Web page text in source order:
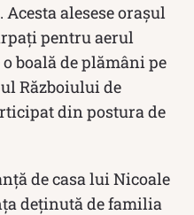
alesese orașul
pentru aerul
boală de plămâni pe
Războiului de
din postura de
de casa lui Nicoale
deținută de familia